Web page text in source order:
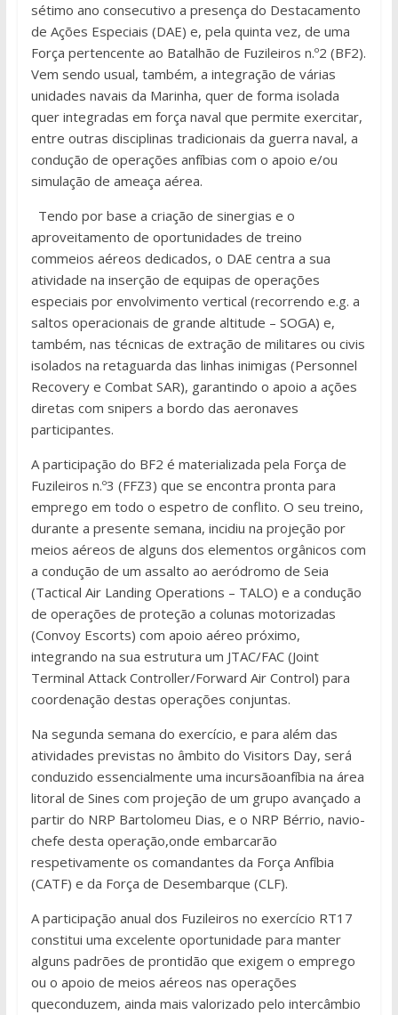
sétimo ano consecutivo a presença do Destacamento
de Ações Especiais (DAE) e, pela quinta vez, de uma
Força pertencente ao Batalhão de Fuzileiros n.º2 (BF2).
Vem sendo usual, também, a integração de várias
unidades navais da Marinha, quer de forma isolada
quer integradas em força naval que permite exercitar,
entre outras disciplinas tradicionais da guerra naval, a
condução de operações anfíbias com o apoio e/ou
simulação de ameaça aérea.
Tendo por base a criação de sinergias e o
aproveitamento de oportunidades de treino
commeios aéreos dedicados, o DAE centra a sua
atividade na inserção de equipas de operações
especiais por envolvimento vertical (recorrendo e.g. a
saltos operacionais de grande altitude – SOGA) e,
também, nas técnicas de extração de militares ou civis
isolados na retaguarda das linhas inimigas (Personnel
Recovery e Combat SAR), garantindo o apoio a ações
diretas com snipers a bordo das aeronaves
participantes.
A participação do BF2 é materializada pela Força de
Fuzileiros n.º3 (FFZ3) que se encontra pronta para
emprego em todo o espetro de conflito. O seu treino,
durante a presente semana, incidiu na projeção por
meios aéreos de alguns dos elementos orgânicos com
a condução de um assalto ao aeródromo de Seia
(Tactical Air Landing Operations – TALO) e a condução
de operações de proteção a colunas motorizadas
(Convoy Escorts) com apoio aéreo próximo,
integrando na sua estrutura um JTAC/FAC (Joint
Terminal Attack Controller/Forward Air Control) para
coordenação destas operações conjuntas.
Na segunda semana do exercício, e para além das
atividades previstas no âmbito do Visitors Day, será
conduzido essencialmente uma incursãoanfíbia na área
litoral de Sines com projeção de um grupo avançado a
partir do NRP Bartolomeu Dias, e o NRP Bérrio, navio-
chefe desta operação,onde embarcarão
respetivamente os comandantes da Força Anfíbia
(CATF) e da Força de Desembarque (CLF).
A participação anual dos Fuzileiros no exercício RT17
constitui uma excelente oportunidade para manter
alguns padrões de prontidão que exigem o emprego
ou o apoio de meios aéreos nas operações
queconduzem, ainda mais valorizado pelo intercâmbio